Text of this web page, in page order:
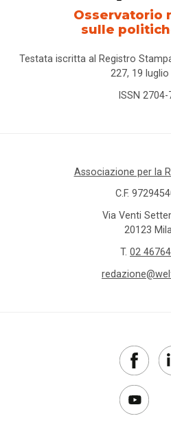
Osservatorio
sulle
Testata iscritta al Registro
227, 19
ISSN 2704-
Associazione per la
C.F.
Via Venti
20123
T. 02